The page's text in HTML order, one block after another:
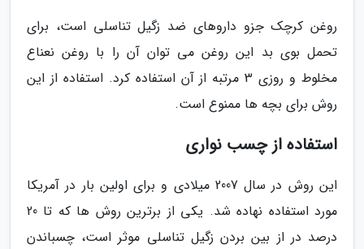
روغن کرچک جزو داروهای ضد زگیل تناسلی است، برای
تحمل بوی بد این روغن می توان آن را با روغن نعناع
مخلوط و روزی 3 مرتبه از آن استفاده کرد. استفاده از این
روش برای بچه ها ممنوع است.
استفاده از چسب نواری
این روش در سال 2007 میلادی و برای اولین بار در آمریکا
مورد استفاده نهاده شد. یکی از برترین روش ها که تا 20
درصد در از بین بردن زگیل تناسلی موثر است، چسباندن